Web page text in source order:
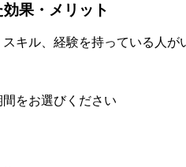
果・メリット
スキル、経験を持っている人
をお選びください